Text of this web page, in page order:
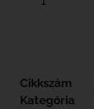
Cikkszám
Kategória